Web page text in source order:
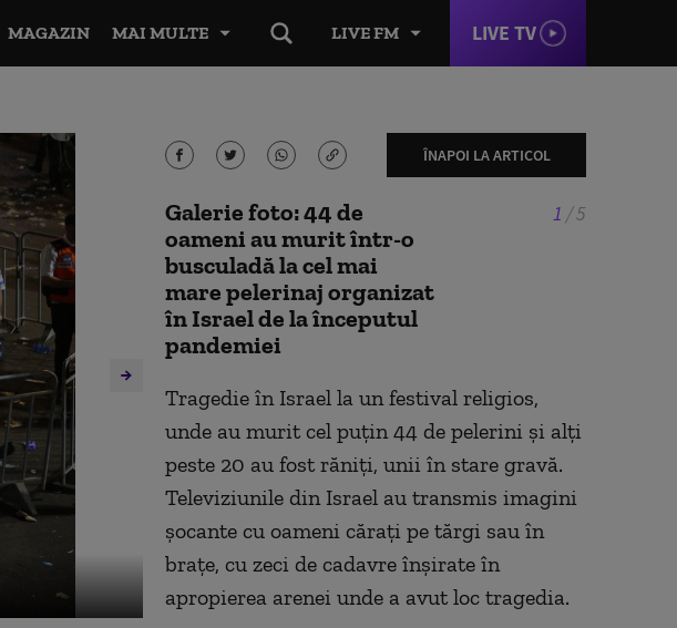
LIVE FM LIVE TV
MAGAZIN MAI MULTE
Zeci de morți după ce oamenii s-au călcat în picioare la ieșirea de pe o arenă
ÎNAPOI LA ARTICOL
1 /5
Galerie foto: 44 de
oameni au murit într-o
busculadă la cel mai
mare pelerinaj organizat
în Israel de la începutul
pandemiei
Tragedie în Israel la un festival religios,
unde au murit cel puțin 44 de pelerini și alți
peste 20 au fost răniți, unii în stare gravă.
Televiziunile din Israel au transmis imagini
șocante cu oameni cărați pe tărgi sau în
brațe, cu zeci de cadavre înșirate în
apropierea arenei unde a avut loc tragedia.